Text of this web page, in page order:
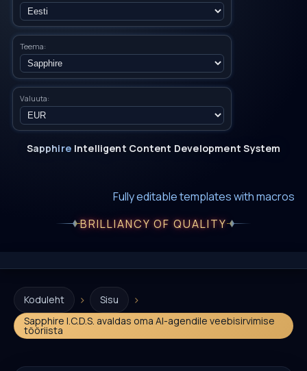
Teema:
Valuuta:
Sapphire Intelligent Content Development System
Fully customizable SQL macros support
BRILLIANCY OF QUALITY
Koduleht › Sisu ›
Sapphire I.C.D.S. avaldas oma AI-agendile veebisirvimise
tööriista